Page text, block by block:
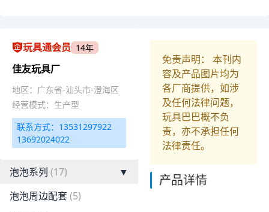
玩具通会员 14年
佳友玩具厂
地区：广东省-汕头市-澄海区
经营模式：生产型
联系方式：13531297922
13692024022
泡泡系列 (17)
▼
泡泡周边配套(5)
免责声明： 本刊内
容及产品图片均为
各厂商提供，如涉
及任何法律问题，
玩具巴巴概不负
责，亦不承担任何
法律责任。
产品详情